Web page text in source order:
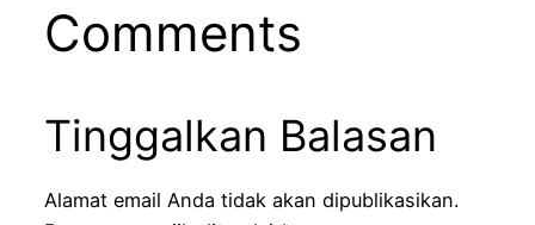
Comments
Tinggalkan Balasan
Alamat email Anda tidak akan dipublikasikan.